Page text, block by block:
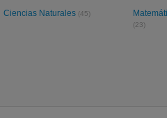
Ciencias Naturales (45)
(23)